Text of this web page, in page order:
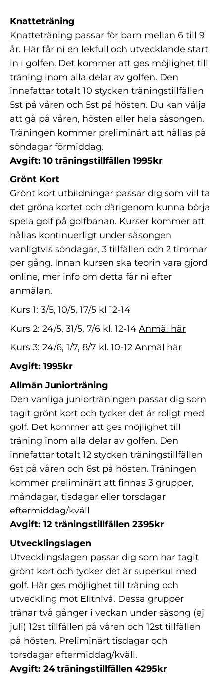
Knatteträning
Knatteträning passar för barn mellan 6 till 9
år. Här får ni en lekfull och utvecklande start
in i golfen. Det kommer att ges möjlighet till
träning inom alla delar av golfen. Den
innefattar totalt 10 stycken träningstillfällen
5st på våren och 5st på hösten. Du kan välja
att gå på våren, hösten eller hela säsongen.
Träningen kommer preliminärt att hållas på
söndagar förmiddag.
Avgift: 10 träningstillfällen 1995kr
Grönt Kort
Grönt kort utbildningar passar dig som vill ta
det gröna kortet och därigenom kunna börja
spela golf på golfbanan. Kurser kommer att
hållas kontinuerligt under säsongen
vanligtvis söndagar, 3 tillfällen och 2 timmar
per gång. Innan kursen ska teorin vara gjord
online, mer info om detta får ni efter
anmälan.
Kurs 1: 3/5, 10/5, 17/5 kl 12-14
Kurs 2: 24/5, 31/5, 7/6 kl. 12-14 Anmäl här
Kurs 3: 24/6, 1/7, 8/7 kl. 10-12 Anmäl här
Avgift: 1995kr
Allmän Juniorträning
Den vanliga juniorträningen passar dig som
tagit grönt kort och tycker det är roligt med
golf. Det kommer att ges möjlighet till
träning inom alla delar av golfen. Den
innefattar totalt 12 stycken träningstillfällen
6st på våren och 6st på hösten. Träningen
kommer preliminärt att finnas 3 grupper,
måndagar, tisdagar eller torsdagar
eftermiddag/kväll
Avgift: 12 träningstillfällen 2395kr
Utvecklingslagen
Utvecklingslagen passar dig som har tagit
grönt kort och tycker det är superkul med
golf. Här ges möjlighet till träning och
utveckling mot Elitnivå. Dessa grupper
tränar två gånger i veckan under säsong (ej
juli) 12st tillfällen på våren och 12st tillfällen
på hösten. Preliminärt tisdagar och
torsdagar eftermiddag/kväll.
Avgift: 24 träningstillfällen 4295kr